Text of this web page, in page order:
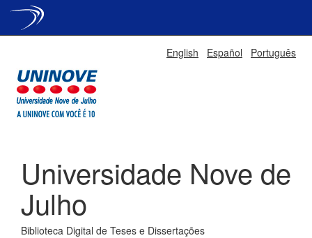
English Español Português
Universidade Nove de
Julho
Biblioteca Digital de Teses e Dissertações